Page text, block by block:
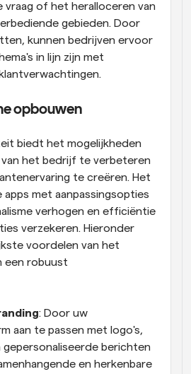
vraag of het heralloceren van
gebieden. Door
kunnen bedrijven ervoor
in lijn zijn met
opbouwen
biedt het mogelijkheden
het bedrijf te verbeteren
te creëren. Het
met aanpassingsopties
verhogen en efficiëntie
verzekeren. Hieronder
voordelen van het
een robuust
: Door uw
aan te passen met logo's,
gepersonaliseerde berichten
en herkenbare